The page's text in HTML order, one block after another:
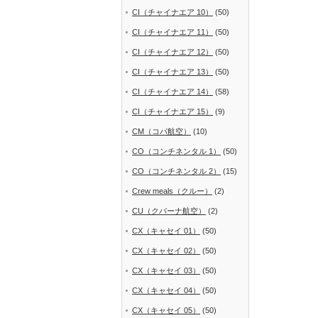
CI（チャイナエア 10） (50)
CI（チャイナエア 11） (50)
CI（チャイナエア 12） (50)
CI（チャイナエア 13） (50)
CI（チャイナエア 14） (58)
CI（チャイナエア 15） (9)
CM（コパ航空） (10)
CO（コンチネンタル 1） (50)
CO（コンチネンタル 2） (15)
Crew meals（クルー） (2)
CU（クバーナ航空） (2)
CX（キャセイ 01） (50)
CX（キャセイ 02） (50)
CX（キャセイ 03） (50)
CX（キャセイ 04） (50)
CX（キャセイ 05） (50)